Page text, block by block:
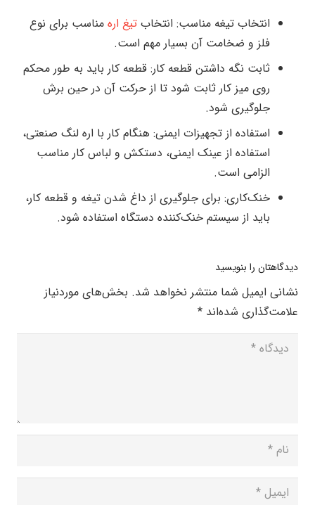
انتخاب تیغه مناسب: انتخاب تیغ اره مناسب برای نوع
فلز و ضخامت آن بسیار مهم است.
ثابت نگه داشتن قطعه کار: قطعه کار باید به طور محکم
روی میز کار ثابت شود تا از حرکت آن در حین برش
جلوگیری شود.
استفاده از تجهیزات ایمنی: هنگام کار با اره لنگ صنعتی،
استفاده از عینک ایمنی، دستکش و لباس کار مناسب
الزامی است.
خنک‌کاری: برای جلوگیری از داغ شدن تیغه و قطعه کار،
باید از سیستم خنک‌کننده دستگاه استفاده شود.
دیدگاهتان را بنویسید
نشانی ایمیل شما منتشر نخواهد شد. بخش‌های موردنیاز
علامت‌گذاری شده‌اند *